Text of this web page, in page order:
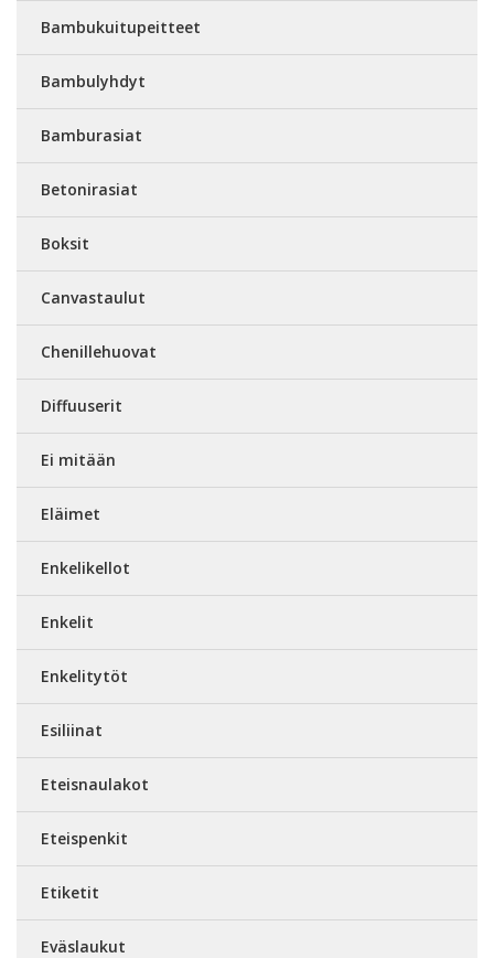
Bambukuitupeitteet
Bambulyhdyt
Bamburasiat
Betonirasiat
Boksit
Canvastaulut
Chenillehuovat
Diffuuserit
Ei mitään
Eläimet
Enkelikellot
Enkelit
Enkelitytöt
Esiliinat
Eteisnaulakot
Eteispenkit
Etiketit
Eväslaukut